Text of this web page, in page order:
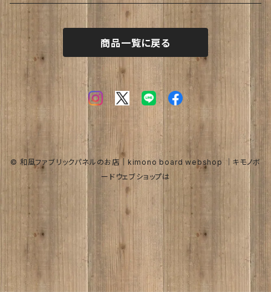
帯
フーケ｜上着
join lotus coffee さん
たまゆらさん
春
波
涼
海
トロピカル
オリーブ
秋
冬
商品一覧に戻る
© 和風ファブリックパネルのお店｜kimono board webshop ｜キモノボ
ードウェブショップは